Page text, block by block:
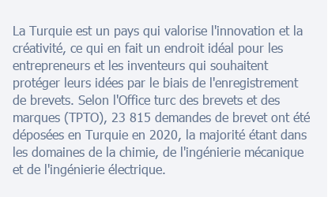
La Turquie est un pays qui valorise l'innovation et la
créativité, ce qui en fait un endroit idéal pour les
entrepreneurs et les inventeurs qui souhaitent
protéger leurs idées par le biais de l'enregistrement
de brevets. Selon l'Office turc des brevets et des
marques (TPTO), 23 815 demandes de brevet ont été
déposées en Turquie en 2020, la majorité étant dans
les domaines de la chimie, de l'ingénierie mécanique
et de l'ingénierie électrique.